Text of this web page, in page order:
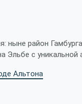
ныне район
Эльбе с уникальной
Альтона